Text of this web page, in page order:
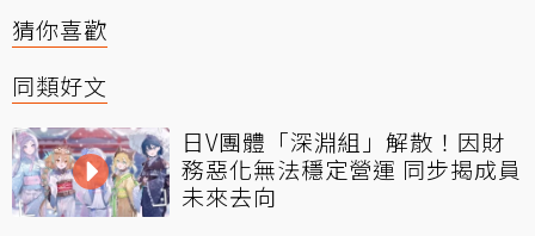
猜你喜歡
同類好文
日V團體「深淵組」解散！因財
務惡化無法穩定營運 同步揭成員
未來去向